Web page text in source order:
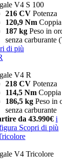
V4 S 100
216 CV Potenza
120,9 Nm Coppia
187 kg Peso in
senza carburante
di più
V4 R
218 CV Potenza
114,5 Nm Coppia
186,5 kg Peso in
senza carburante
da 43.990€ i
Scopri di più
V4 Tricolore